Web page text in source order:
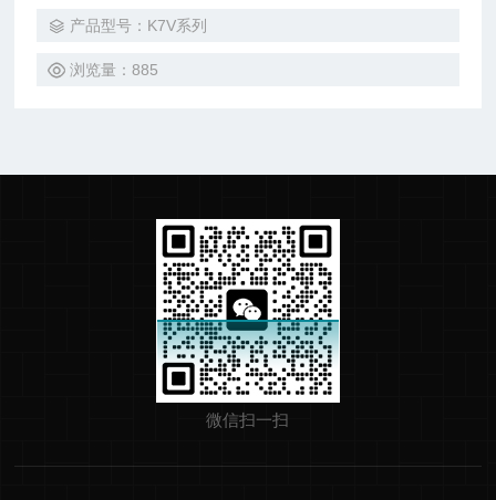
蚀性液 体时，它的性能不会恶化。
产品型号：K7V系列
浏览量：885
微信扫一扫